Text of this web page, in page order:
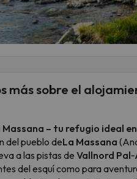
más sobre el
Massana – tu refugio ideal
del pueblo deLa Massana
a las pistas de Vallnord
del esquí como para